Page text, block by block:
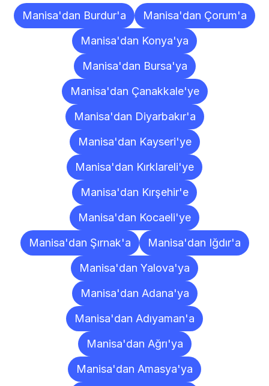
Manisa'dan Burdur'a
Manisa'dan Çorum'a
Manisa'dan Konya'ya
Manisa'dan Bursa'ya
Manisa'dan Çanakkale'ye
Manisa'dan Diyarbakır'a
Manisa'dan Kayseri'ye
Manisa'dan Kırklareli'ye
Manisa'dan Kırşehir'e
Manisa'dan Kocaeli'ye
Manisa'dan Şırnak'a
Manisa'dan Iğdır'a
Manisa'dan Yalova'ya
Manisa'dan Adana'ya
Manisa'dan Adıyaman'a
Manisa'dan Ağrı'ya
Manisa'dan Amasya'ya